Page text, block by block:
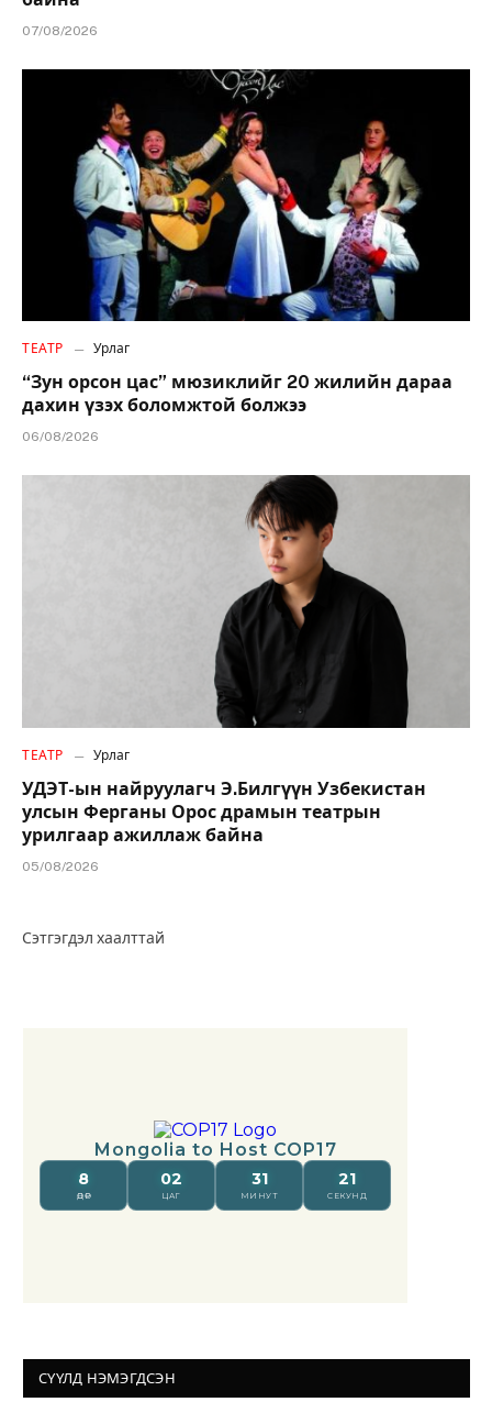
07/08/2026
ТЕАТР Урлаг
“Зун орсон цас” мюзиклийг 20 жилийн дараа
дахин үзэх боломжтой болжээ
06/08/2026
ТЕАТР Урлаг
УДЭТ-ын найруулагч Э.Билгүүн Узбекистан
улсын Ферганы Орос драмын театрын
урилгаар ажиллаж байна
05/08/2026
Сэтгэгдэл хаалттай
СҮҮЛД НЭМЭГДСЭН